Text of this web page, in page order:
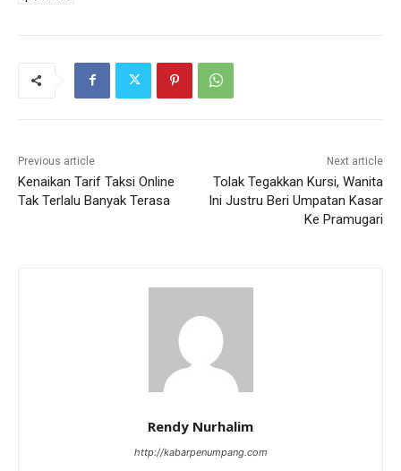
Previous article
Kenaikan Tarif Taksi Online
Tak Terlalu Banyak Terasa
Next article
Tolak Tegakkan Kursi, Wanita
Ini Justru Beri Umpatan Kasar
Ke Pramugari
Rendy Nurhalim
http://kabarpenumpang.com